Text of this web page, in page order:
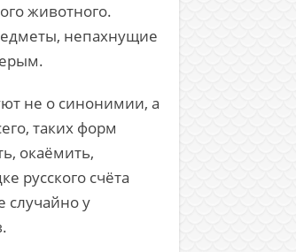
животного.
непахнущие
не о синонимии, а
таких форм
окаёмить,
русского счёта
случайно у